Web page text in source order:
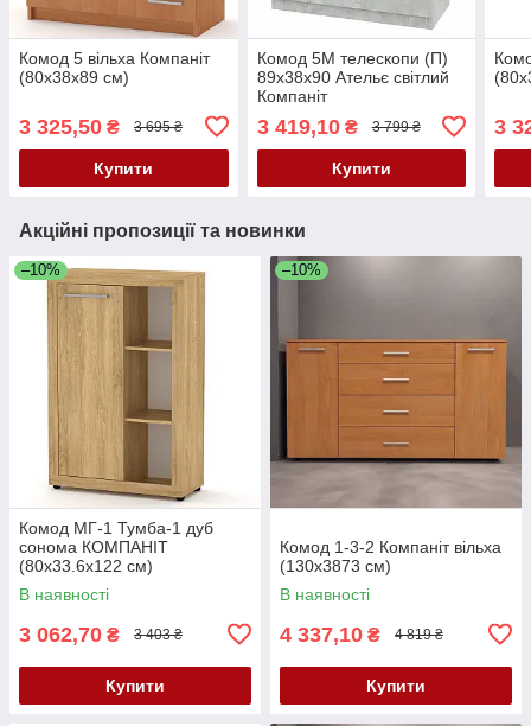
Комод 5 вільха Компаніт
(80х38х89 см)
3 325,50 ₴ 3 695 ₴
Купити
Комод 5М телескопи (П)
89х38х90 Ательє світлий
Компаніт
3 419,10₴ 3 799 ₴
Купити
3
Акційні пропозиції та новинки
–10%
Комод МГ-1 Тумба-1 дуб
сонома КОМПАНІТ
(80х33.6х122 см)
В наявності
3 062,70 ₴ 3 403 ₴
Купити
–10%
Комод 1-3-2 Компаніт вільха
(130х3873 см)
В наявності
4 337,10 ₴ 4 819 ₴
Купити